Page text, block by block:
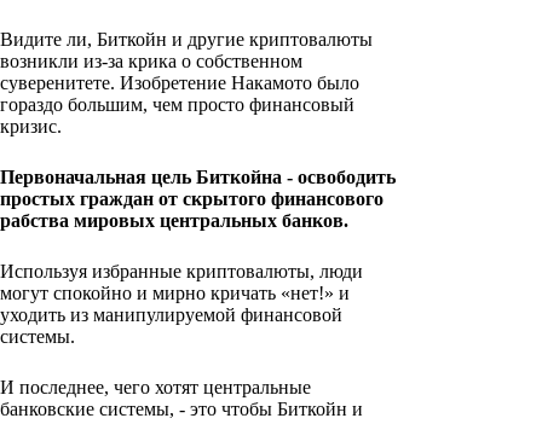
Видите ли, Биткойн и другие криптовалюты
возникли из-за крика о собственном
суверенитете. Изобретение Накамото было
гораздо большим, чем просто финансовый
кризис.
Первоначальная цель Биткойна - освободить
простых граждан от скрытого финансового
рабства мировых центральных банков.
Используя избранные криптовалюты, люди
могут спокойно и мирно кричать «нет!» и
уходить из манипулируемой финансовой
системы.
И последнее, чего хотят центральные
банковские системы, - это чтобы Биткойн и